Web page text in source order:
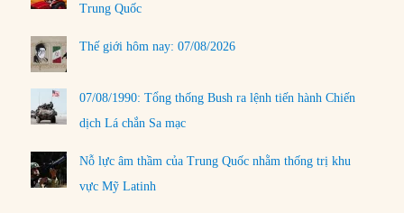
Trung Quốc
Thế giới hôm nay: 07/08/2026
07/08/1990: Tổng thống Bush ra lệnh tiến hành Chiến
dịch Lá chắn Sa mạc
Nỗ lực âm thầm của Trung Quốc nhằm thống trị khu
vực Mỹ Latinh